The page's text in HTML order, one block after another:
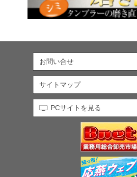
お問い合せ
サイトマップ
PCサイトを見る